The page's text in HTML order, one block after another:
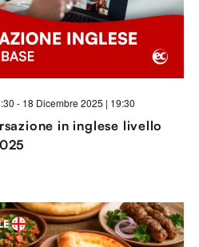
in inglese livello
- 18 Dicembre 2025 | 19:30